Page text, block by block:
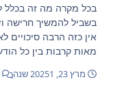
בכל מקרה מה זה בכלל
בשביל להמשיך חרישה
אין כזה הרבה סיכויים
מאות קרבות בין כל
הרמאויות למה שכתוב
מרץ 23, 2025 1 שנה